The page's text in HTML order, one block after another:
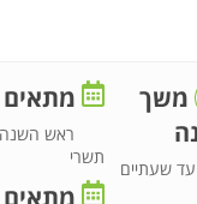
משך
עד שעתיים
ראש השנה
תשרי